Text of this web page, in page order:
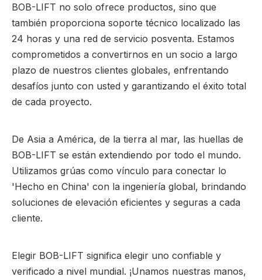
BOB-LIFT no solo ofrece productos, sino que
también proporciona soporte técnico localizado las
24 horas y una red de servicio posventa. Estamos
comprometidos a convertirnos en un socio a largo
plazo de nuestros clientes globales, enfrentando
desafíos junto con usted y garantizando el éxito total
de cada proyecto.
De Asia a América, de la tierra al mar, las huellas de
BOB-LIFT se están extendiendo por todo el mundo.
Utilizamos grúas como vínculo para conectar lo
'Hecho en China' con la ingeniería global, brindando
soluciones de elevación eficientes y seguras a cada
cliente.
Elegir BOB-LIFT significa elegir uno confiable y
verificado a nivel mundial. ¡Unamos nuestras manos,